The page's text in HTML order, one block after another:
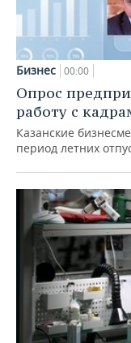
Бизнес 00:00
Опрос
работу с
Казанские
период летних